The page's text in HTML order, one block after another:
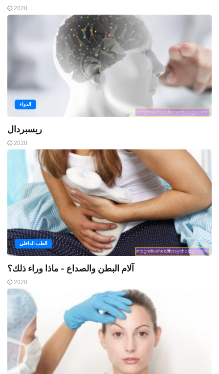
2020
الدواء
ريسبردال
2020
الطب الداخلي
آلام البطن والصداع - ماذا وراء ذلك؟
2020